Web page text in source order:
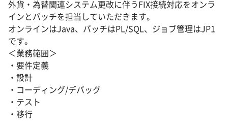
外貨・為替関連システム更改に伴うFIX接続対応をオンラ
インとバッチを担当していただきます。
オンラインはJava、バッチはPL/SQL、ジョブ管理はJP1
です。
＜業務範囲＞
・要件定義
・設計
・コーディング/デバッグ
・テスト
・移行